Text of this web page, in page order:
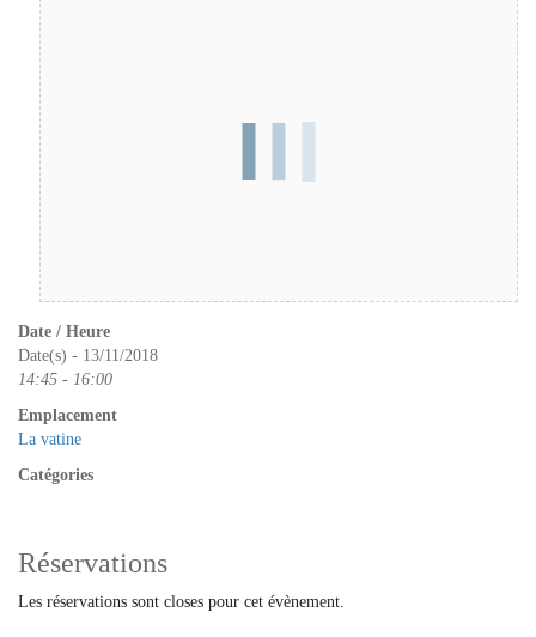
Date / Heure
Date(s) - 13/11/2018
14:45 - 16:00
Emplacement
La vatine
Catégories
Réservations
Les réservations sont closes pour cet évènement.